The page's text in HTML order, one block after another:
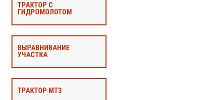
ТРАКТОР С
ГИДРОМОЛОТОМ
ВЫРАВНИВАНИЕ
УЧАСТКА
ТРАКТОР МТЗ